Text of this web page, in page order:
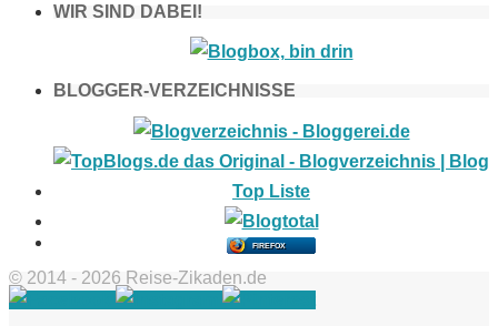
WIR SIND DABEI!
BLOGGER-VERZEICHNISSE
FIREFOX
© 2014 - 2026 Reise-Zikaden.de